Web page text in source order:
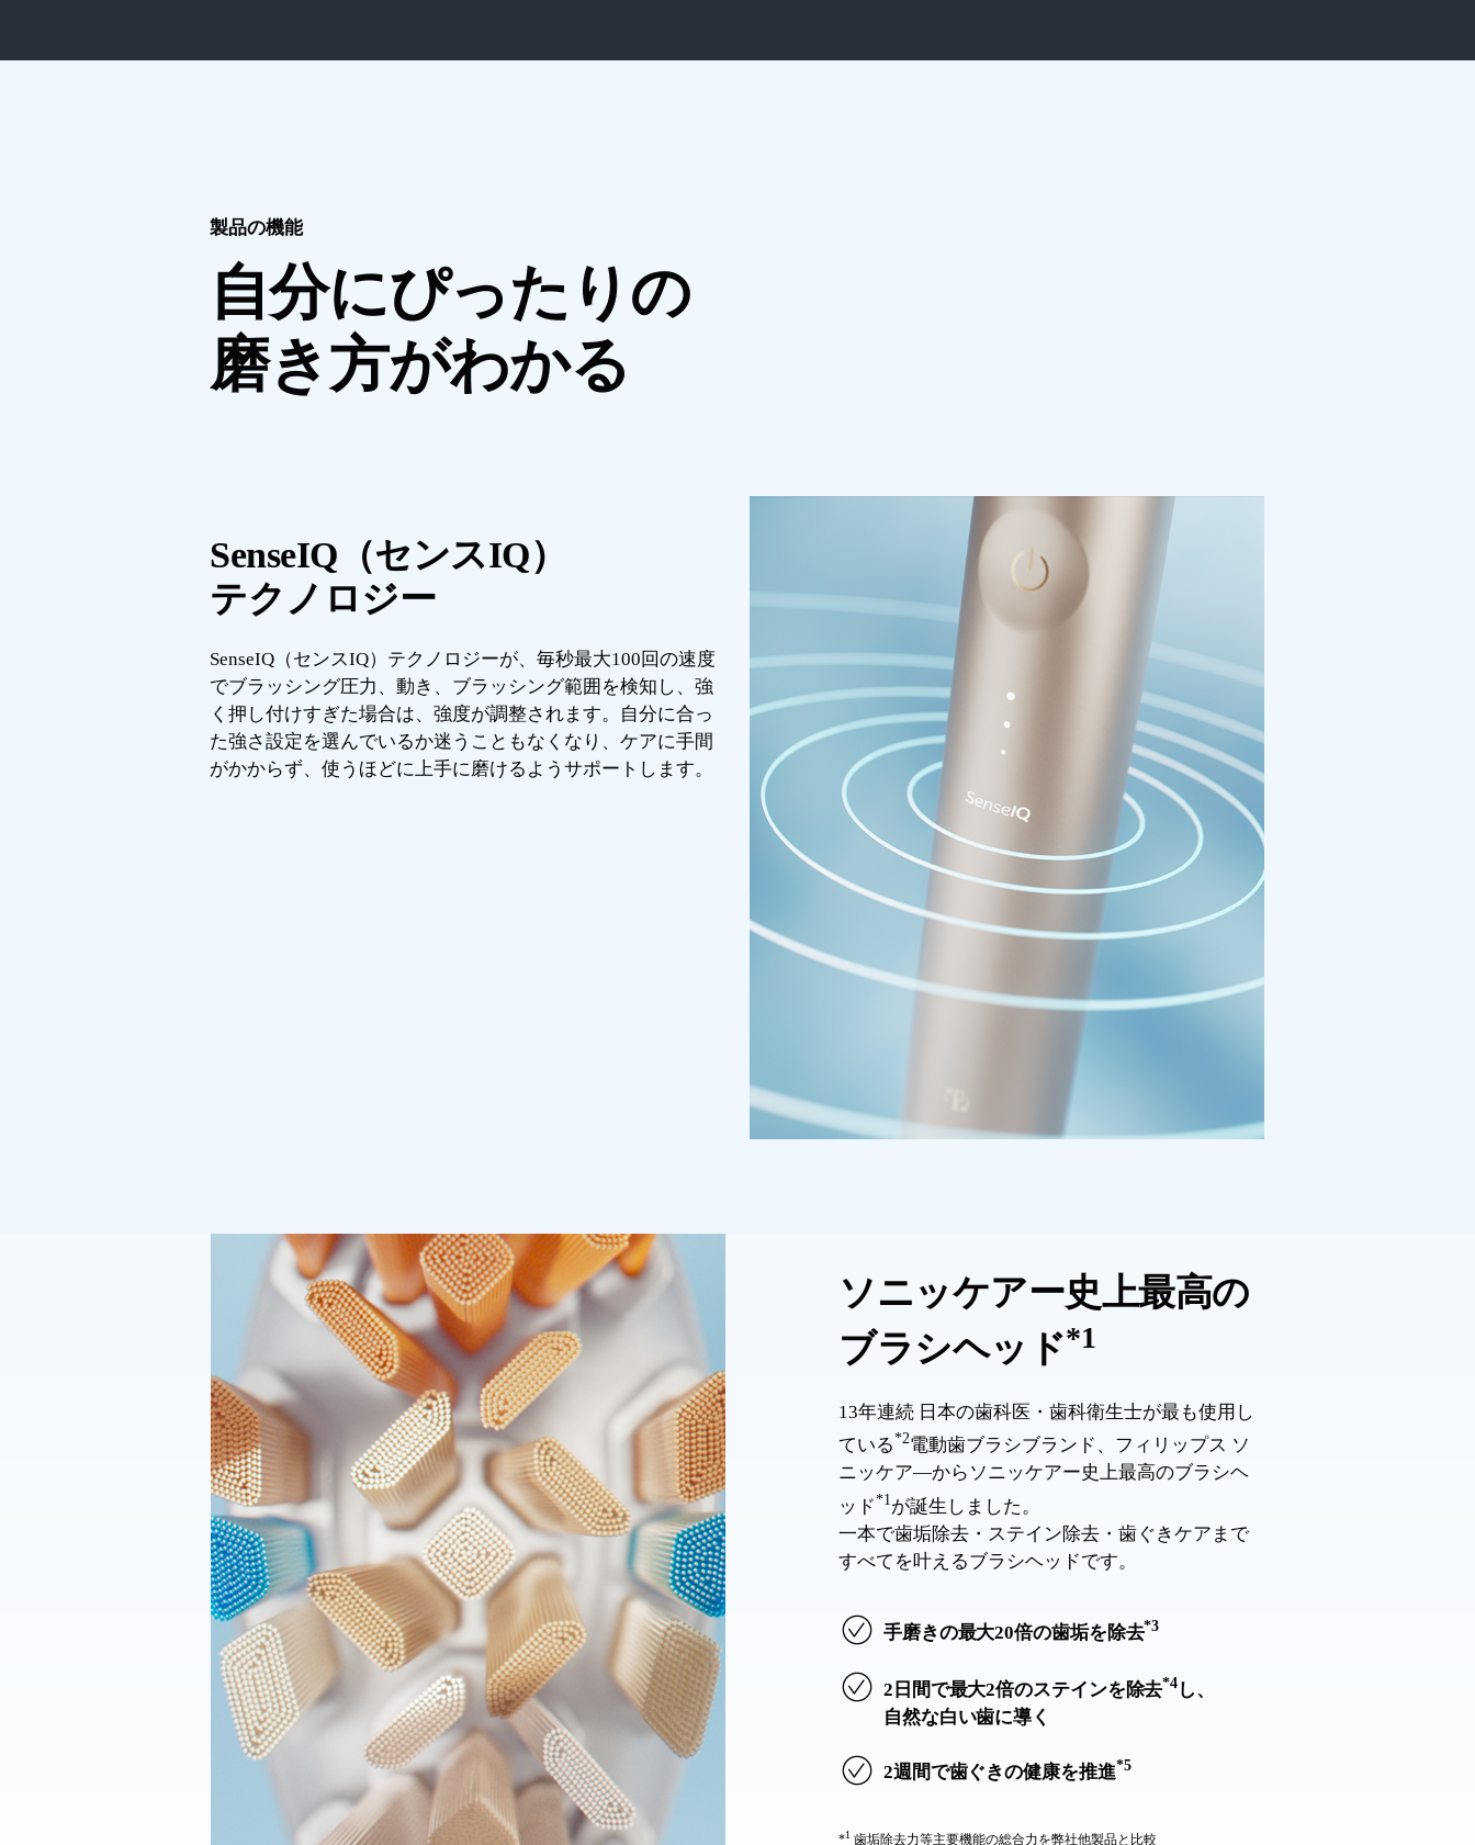
製品の機能
自分にぴったりの
磨き方がわかる
SenseIQ（センスIQ）
テクノロジー
SenseIQ（センスIQ）テクノロジーが、毎秒最大100回の速度
でブラッシング圧力、動き、ブラッシング範囲を検知し、強
く押し付けすぎた場合は、強度が調整されます。自分に合っ
た強さ設定を選んでいるか迷うこともなくなり、ケアに手間
がかからず、使うほどに上手に磨けるようサポートします。
ソニッケアー史上最高の
ブラシヘッド*1
13年連続 日本の歯科医・歯科衛生士が最も使用し
ている*2電動歯ブラシブランド、フィリップス ソ
ニッケア―からソニッケアー史上最高のブラシヘ
ッド*1が誕生しました。
一本で歯垢除去・ステイン除去・歯ぐきケアまで
すべてを叶えるブラシヘッドです。
手磨きの最大20倍の歯垢を除去*3
2日間で最大2倍のステインを除去*4し、
自然な白い歯に導く
2週間で歯ぐきの健康を推進*5
*1 歯垢除去力等主要機能の総合力を弊社他製品と比較